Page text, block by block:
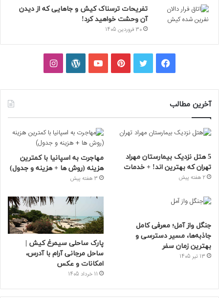
تفریحات ترسناک کیش و جاهایی که از دیدن
آن وحشت خواهید کرد!
30 فروردین 1405
فیسبوکتوییترپینتریستیوتیوبوردپرساینستاگرام
آخرین مطالب
5 هتل نزدیک بیمارستان مهراد
تهران که بهترین‌ اند! + خدمات
2 هفته پیش
مهاجرت به اسپانیا با کمترین
هزینه (روش ها + هزینه و جدول)
3 هفته پیش
جنگل واز آمل؛ معرفی کامل
جاذبه‌ها، مسیر دسترسی و
بهترین زمان سفر
13 تیر 1405
پارک ساحلی سیمرغ کیش |
ساحل مرجانی آرام با آدرس،
امکانات و عکس
11 خرداد 1405